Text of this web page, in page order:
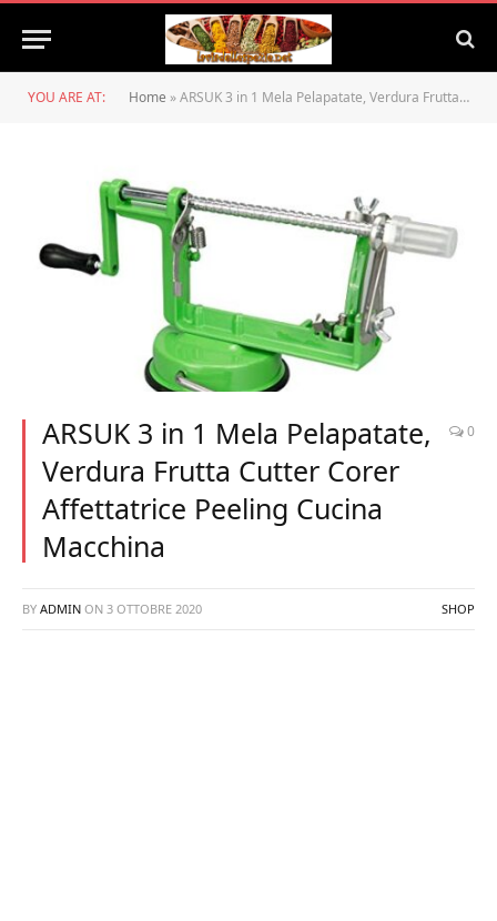
YOU ARE AT: Home »ARSUK 3 in 1 Mela Pelapatate, Verdura Frutta Cutter Corer Affettatrice Peeling Cucina Macchina
ARSUK 3 in 1 Mela Pelapatate,
Verdura Frutta Cutter Corer
Affettatrice Peeling Cucina
Macchina
0
BY ADMIN ON 3 OTTOBRE 2020 SHOP